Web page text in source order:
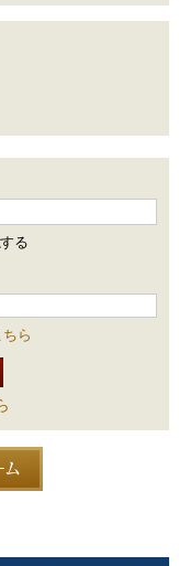
る
ら